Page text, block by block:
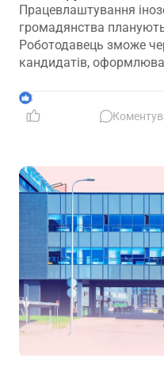
Працевлаштування
громадянства
Роботодавець зможе
кандидатів,
прийняття на роботу
3